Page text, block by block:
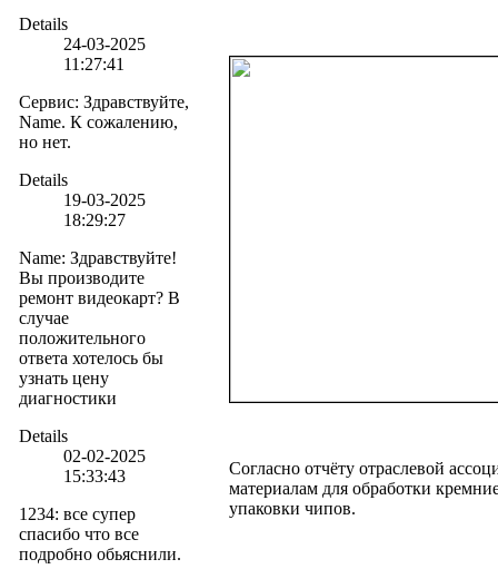
Details
24-03-2025
11:27:41
Сервис: Здравствуйте,
Name. К сожалению,
но нет.
Details
19-03-2025
18:29:27
Name: Здравствуйте!
Вы производите
ремонт видеокарт? В
случае
положительного
ответа хотелось бы
узнать цену
диагностики
Details
02-02-2025
15:33:43
1234: все супер
спасибо что все
подробно обьяснили.
Согласно отчёту отраслевой
материалам для обработки
упаковки чипов.